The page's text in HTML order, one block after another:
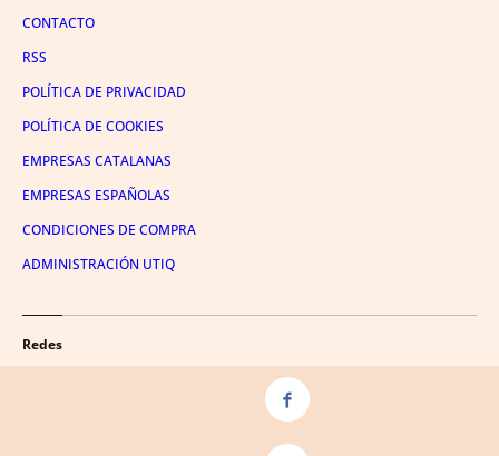
CONTACTO
RSS
POLÍTICA DE PRIVACIDAD
POLÍTICA DE COOKIES
EMPRESAS CATALANAS
EMPRESAS ESPAÑOLAS
CONDICIONES DE COMPRA
ADMINISTRACIÓN UTIQ
Redes